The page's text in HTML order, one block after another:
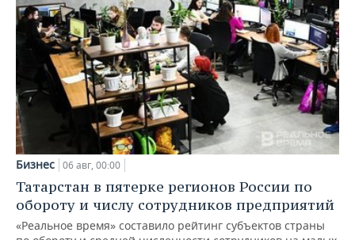
Бизнес 06 авг, 00:00
Татарстан в пятерке регионов России по
обороту и числу сотрудников предприятий
«Реальное время» составило рейтинг субъектов страны